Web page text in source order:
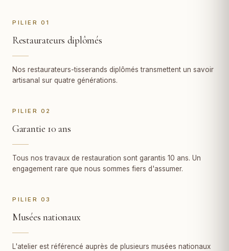
PILIER 01
Restaurateurs diplômés
Nos restaurateurs-tisserands diplômés transmettent un savoir
artisanal sur quatre générations.
PILIER 02
Garantie 10 ans
Tous nos travaux de restauration sont garantis 10 ans. Un
engagement rare que nous sommes fiers d'assumer.
PILIER 03
Musées nationaux
L'atelier est référencé auprès de plusieurs musées nationaux